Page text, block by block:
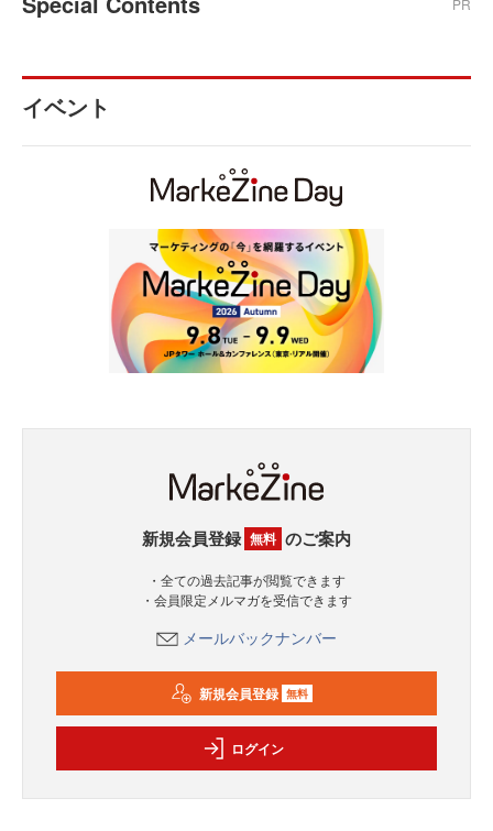
イベント
新規会員登録 無料 のご案内
・全ての過去記事が閲覧できます
・会員限定メルマガを受信できます
メールバックナンバー
新規会員登録 無料
ログイン